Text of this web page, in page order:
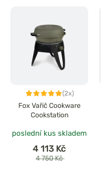
(2x)
Fox Vařič Cookware
Cookstation
poslední kus skladem
4 113 Kč
4 750 Kč